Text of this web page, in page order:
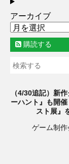
アーカイブ
購読する
（4/30追記）新
ーハント』も開
スト展』
ゲーム制